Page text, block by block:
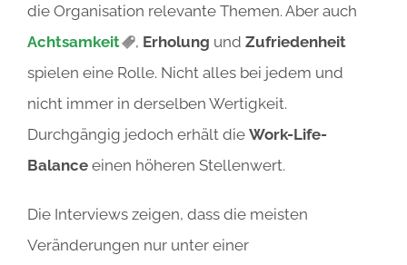
die Organisation relevante Themen. Aber auch
Achtsamkeit
, Erholung und Zufriedenheit
spielen eine Rolle. Nicht alles bei jedem und
nicht immer in derselben Wertigkeit.
Durchgängig jedoch erhält die Work-Life-
Balance einen höheren Stellenwert.
Die Interviews zeigen, dass die meisten
Veränderungen nur unter einer